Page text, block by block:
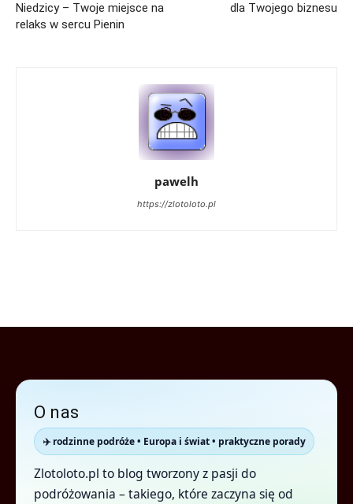
Niedzicy – Twoje miejsce na
relaks w sercu Pienin
dla Twojego biznesu
pawelh
https://zlotoloto.pl
O nas
✈️ rodzinne podróże • Europa i świat • praktyczne porady
Zlotoloto.pl to blog tworzony z pasji do
podróżowania – takiego, które zaczyna się od